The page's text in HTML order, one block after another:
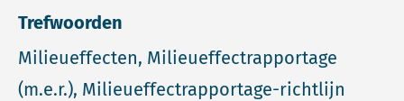
Trefwoorden
Milieueffecten, Milieueffectrapportage
(m.e.r.), Milieueffectrapportage-richtlijn